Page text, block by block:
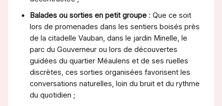
Balades ou sorties en petit groupe: Que ce soit
lors de promenades dans les sentiers boisés près
de la citadelle Vauban, dans le jardin Minelle, le
parc du Gouverneur ou lors de découvertes
guidées du quartier Méaulens et de ses ruelles
discrètes, ces sorties organisées favorisent les
conversations naturelles, loin du bruit et du rythme
du quotidien ;